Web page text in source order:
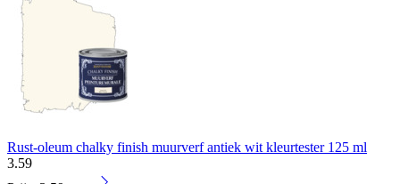
Rust-oleum chalky finish muurverf antiek wit kleurtester 125 ml
3.59